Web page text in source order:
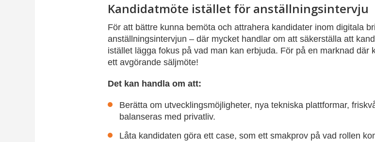
Kandidatmöte istället för anställningsintervju
För att bättre kunna bemöta och attrahera kandidater inom digitala
anställningsintervjun – där mycket handlar om att säkerställa att
istället lägga fokus på vad man kan erbjuda. För på en marknad där
ett avgörande säljmöte!
Det kan handla om att:
Berätta om utvecklingsmöjligheter, nya tekniska plattformar,
balanseras med privatliv.
Låta kandidaten göra ett case, som ett smakprov på vad rollen